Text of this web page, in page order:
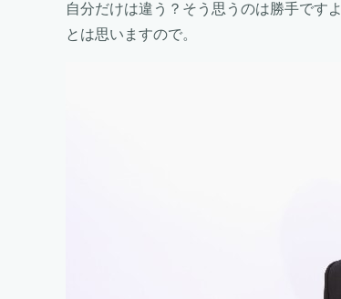
自分だけは違う？そう思うのは勝手です
とは思いますので。